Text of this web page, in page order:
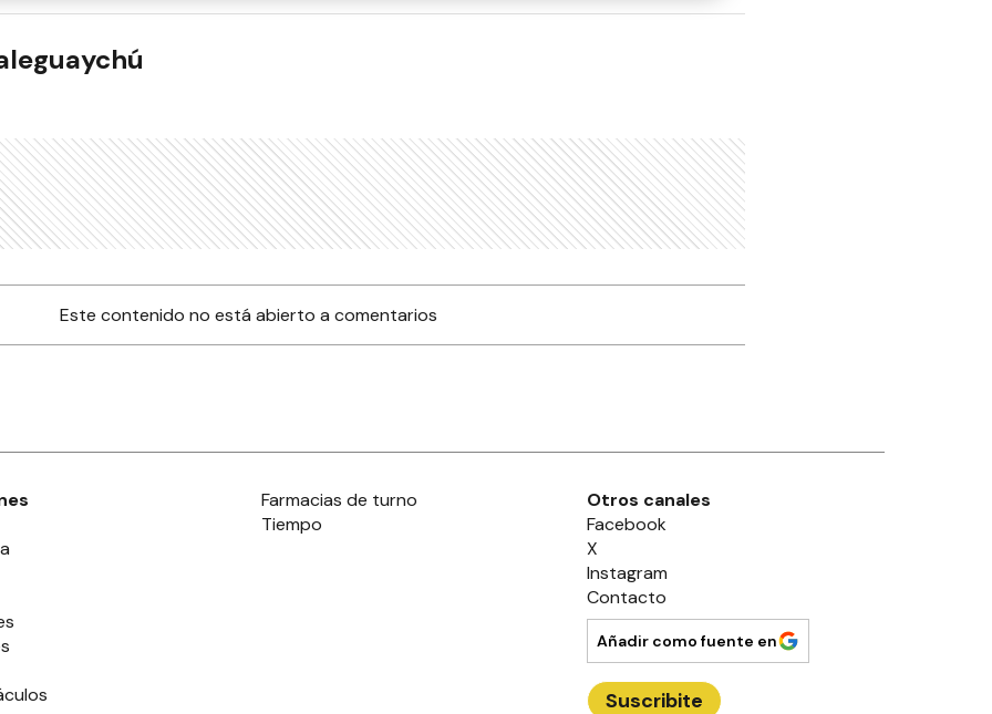
Este contenido no está abierto a comentarios
Farmacias de turno
Tiempo
Otros canales
Facebook
X
Instagram
Contacto
Añadir como fuente en
Suscribite